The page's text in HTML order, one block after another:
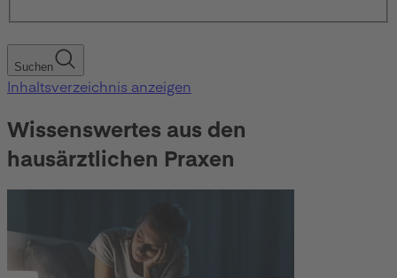
Suchen
Inhaltsverzeichnis anzeigen
Wissenswertes aus den
hausärztlichen Praxen